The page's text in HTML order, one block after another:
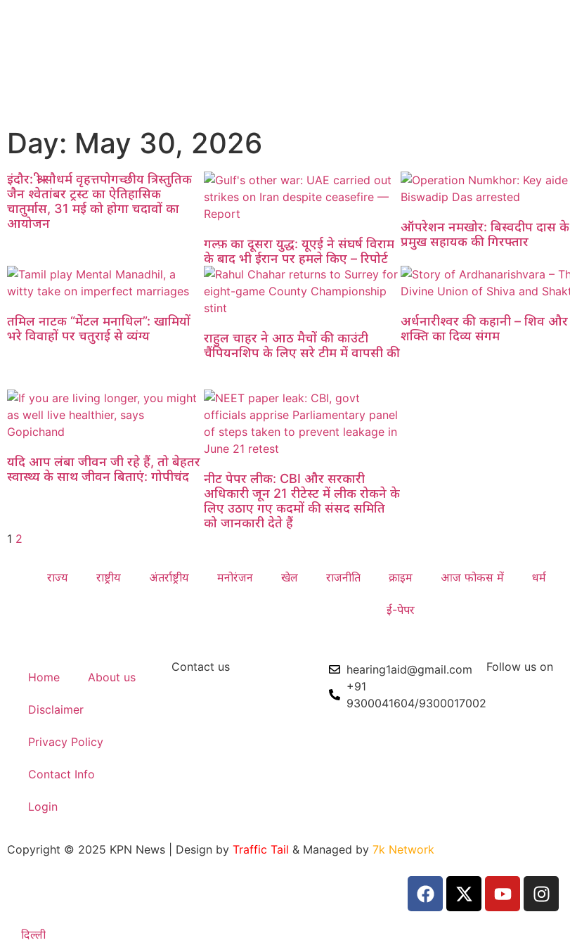
Day: May 30, 2026
इंदौर: श्री सौधर्म वृहत्तपोगच्छीय त्रिस्तुतिक
जैन श्वेतांबर ट्रस्ट का ऐतिहासिक
चातुर्मास, 31 मई को होगा चदावों का
आयोजन
गल्फ़ का दूसरा युद्ध: यूएई ने संघर्ष विराम
के बाद भी ईरान पर हमले किए – रिपोर्ट
ऑपरेशन नमखोर: बिस्वदीप दास के
प्रमुख सहायक की गिरफ्तार
तमिल नाटक “मेंटल मनाधिल”: खामियों
भरे विवाहों पर चतुराई से व्यंग्य
राहुल चाहर ने आठ मैचों की काउंटी
चैंपियनशिप के लिए सरे टीम में वापसी की
अर्धनारीश्वर की कहानी – शिव और
शक्ति का दिव्य संगम
यदि आप लंबा जीवन जी रहे हैं, तो बेहतर
स्वास्थ्य के साथ जीवन बिताएं: गोपीचंद
नीट पेपर लीक: CBI और सरकारी
अधिकारी जून 21 रीटेस्ट में लीक रोकने के
लिए उठाए गए कदमों की संसद समिति
को जानकारी देते हैं
1 2
राज्य राष्ट्रीय अंतर्राष्ट्रीय मनोरंजन खेल राजनीति क्राइम आज फोकस में धर्म
ई-पेपर
Home About us
Disclaimer
Privacy Policy
Contact Info
Login
Contact us
hearing1aid@gmail.com
+91
9300041604/9300017002
Follow us on
Copyright © 2025 KPN News | Design by Traffic Tail & Managed by 7k Network
दिल्ली